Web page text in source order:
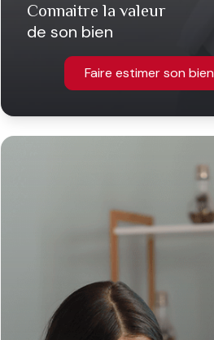
connaitre la valeur
de son bien
Faire estimer son bien